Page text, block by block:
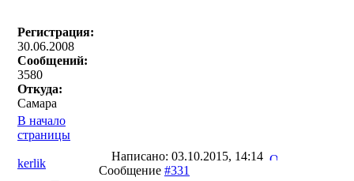
Регистрация:
30.06.2008
Сообщений:
3580
Откуда:
Самара
В начало
страницы
kerlik
Написано: 03.10.2015, 14:14
Сообщение #331